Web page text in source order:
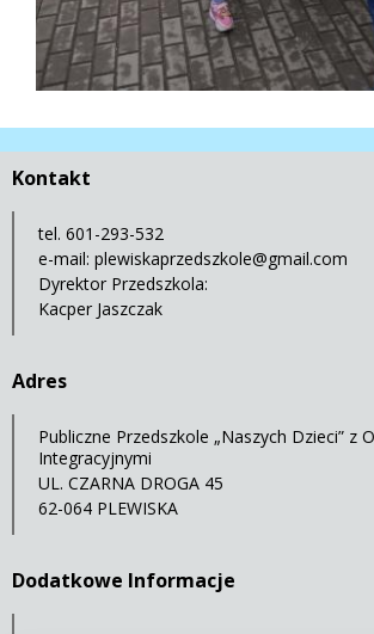
Kontakt
tel. 601-293-532
e-mail: plewiskaprzedszkole@gmail.com
Dyrektor Przedszkola:
Kacper Jaszczak
Adres
Publiczne Przedszkole „Naszych Dzieci” z
Integracyjnymi
UL. CZARNA DROGA 45
62-064 PLEWISKA
Dodatkowe Informacje